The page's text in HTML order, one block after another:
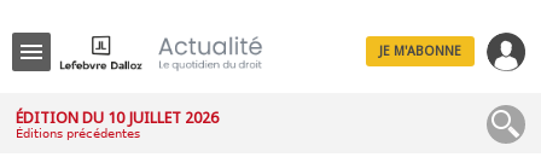
JE M'ABONNE
ÉDITION DU 10 JUILLET 2026
Éditions précédentes